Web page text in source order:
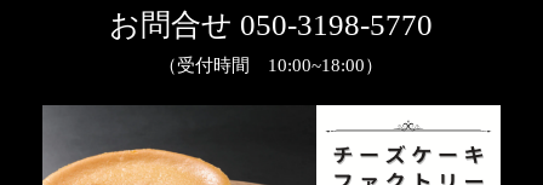
お問合せ 050-3198-5770
（受付時間 10:00~18:00）